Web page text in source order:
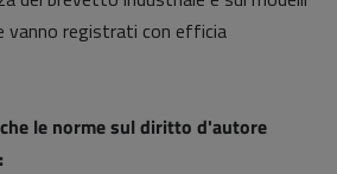
vanno registrati con efficia
le norme sul diritto d'autore